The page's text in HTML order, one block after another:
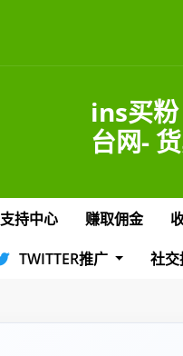
ins买
台网-
支持中心 赚取佣金
TWITTER推广 社